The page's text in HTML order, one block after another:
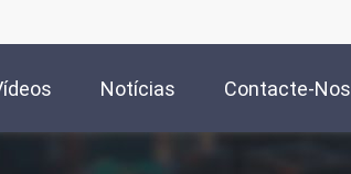
Notícias Contacte-Nos